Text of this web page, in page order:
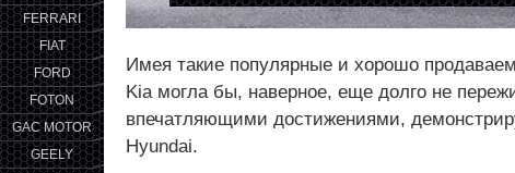
FERRARI
FIAT
FORD
FOTON
GAC MOTOR
GEELY
Имея такие популярные и хорошо
Kia могла бы, наверное, еще долго не
впечатляющими достижениями,
Hyundai.